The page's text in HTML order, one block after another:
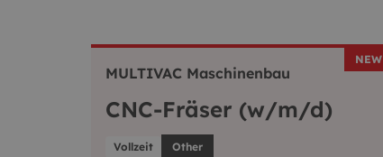
MULTIVAC Maschinenbau
CNC-Fräser (w/m/d)
Vollzeit Other
NEW